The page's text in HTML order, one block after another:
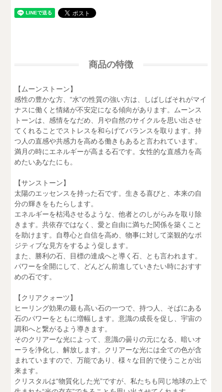
商品の特徴
【ムーンストーン】
感性の豊かな方、“水”の性質の強い方は、しばしばそれがマイ
ナスに働くと情緒が不安定になる傾向があります。ムーンス
トーンは、感情をなだめ、月や自然のサイクルを思い出させ
てくれることでストレスを和らげてバランスを取ります。持
つ人の直感や共感力を高める働きもあると言われています。
満月の時にエネルギーが高まる石です。女性的な直感力を高
めたいあなたにも。
【サンストーン】
太陽のエッセンスを持った石です。生きる喜びと、本来の自
分の輝きをもたらします。
エネルギーを枯渇させるような、他者とのしがらみを取り除
きます。共依存ではなく、愛と自由に満ちた関係を築くこと
を助けます。自尊心と自信を高め、物事に対して楽観的なポ
ジティブな見方をするよう促します。
また、勝利の石、目標の達成へと導く石、とも言われます。
パワーを全開にして、どんどん前進していきたい時におすす
めの石です。
【クリアクォーツ】
ヒーリング効果の最も高い石の一つで、持つ人、そばにある
石のパワーをともに増幅します。意識の成長を促し、宇宙の
調和へと繋がるよう導きます。
そのクリアーな光によって、意識の曇りの元になる、暗いオ
ーラを浄化し、解放します。クリアーな光には全ての色が含
まれていますので、万能であり、様々な目的で使うことが出
来ます。
クリスタルは“物質化した光”ですが、私たちも同じ地球の上で